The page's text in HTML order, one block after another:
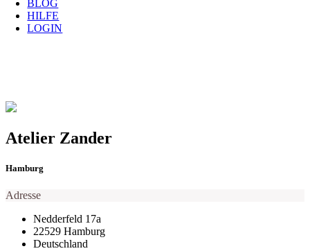
BLOG
HILFE
LOGIN
Atelier Zander
Hamburg
Adresse
Nedderfeld 17a
22529 Hamburg
Deutschland